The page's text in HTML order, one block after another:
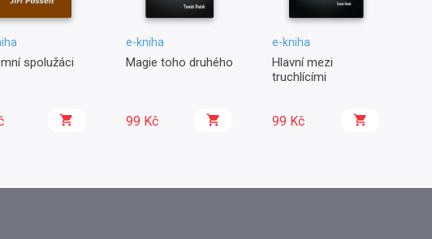
spolužáci
e-kniha
Magie toho druhého
99 Kč
e-kniha
Hlavní mezi
truchlícími
99 Kč